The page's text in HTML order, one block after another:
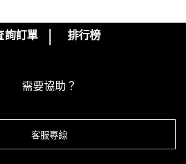
美小贈品！
詢訂單 排行榜
需要協助？
客服專線